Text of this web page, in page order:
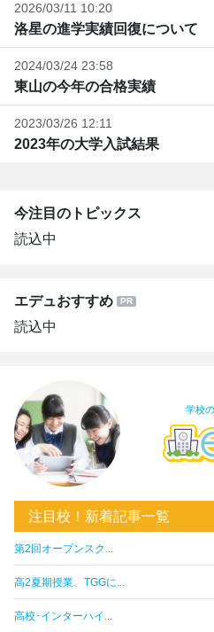
2026/03/11 10:20
洛星の進学実績回復について
2024/03/24 23:58
東山の今年の合格実績
2023/03/26 12:11
2023年の大学入試結果
今注目のトピックス
読込中
エデュおすすめ
読込中
学校
注目校！新着記事一覧
第2回オープンスク...
高2夏期授業、TGGに...
高校･インターハイ...